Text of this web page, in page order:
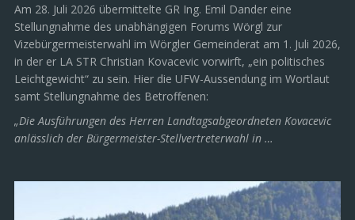
Am 28. Juli 2026 übermittelte GR Ing. Emil Dander eine
Stellungnahme des unabhängigen Forums Wörgl zur
Vizebürgermeisterwahl im Wörgler Gemeinderat am 1. Juli 2026,
in der er LA STR Christian Kovacevic vorwirft, „ein politisches
Leichtgewicht“ zu sein. Hier die UFW-Aussendung im Wortlaut
samt Stellungnahme des Betroffenen:
„Die Ausführungen des Herren Landtagsabgeordneten Kovacevic
anlässlich der Bürgermeister-Stellvertreterwahl in …